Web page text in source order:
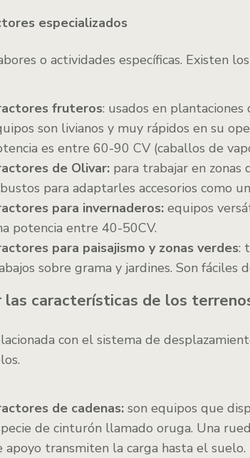
especializados
o actividades específicas. Existen
fruteros: usados en
son livianos y muy rápidos en su
es entre 60-90 CV (caballos de
de Olivar: para trabajar en zonas
para adaptarles accesorios como
para invernaderos: equipos
potencia entre 40-50CV.
para paisajismo y zonas verdes:
sobre grama y jardines. Son fáciles
las características de los
con el sistema de
de cadenas: son equipos que
de cinturón llamado oruga. Una
apoyo transmiten la carga hasta el suelo.